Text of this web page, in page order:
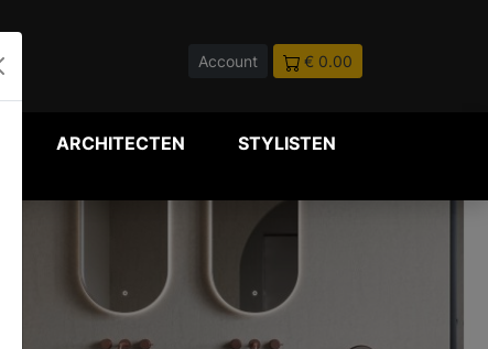
Account € 0.00
ARCHITECTEN STYLISTEN